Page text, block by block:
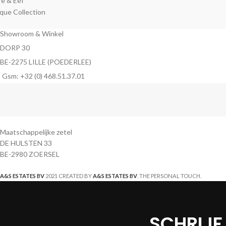
Showroom & Winkel
DORP 30
BE-2275 LILLE (POEDERLEE)
Gsm: +32 (0) 468.51.37.01
Maatschappelijke zetel
DE HULSTEN 33
BE-2980 ZOERSEL
A&S ESTATES BV 2021 CREATED BYA&S ESTATES BV . THE PERSONAL TOUCH.